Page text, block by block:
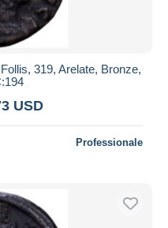
319, Arelate, Bronze,
USD
Professionale